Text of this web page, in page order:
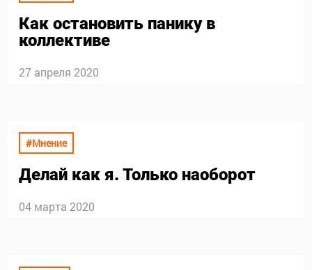
Как остановить панику в
коллективе
27 апреля 2020
#Мнение
Делай как я. Только наоборот
04 марта 2020